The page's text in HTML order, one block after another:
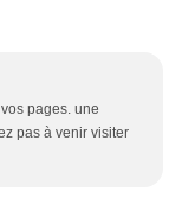
pages. une
pas à venir visiter